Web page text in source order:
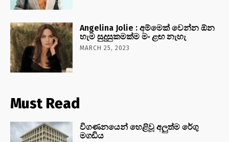
Angelina Jolie : අම්මෙක් වෙන්න ඕන
හැම සුදුසුකමක්ම මං ළඟ නැහැ
MARCH 25, 2023
Must Read
විගණනයෙන් හෙළිවූ අලුත්ම රේගු
මගඩිය